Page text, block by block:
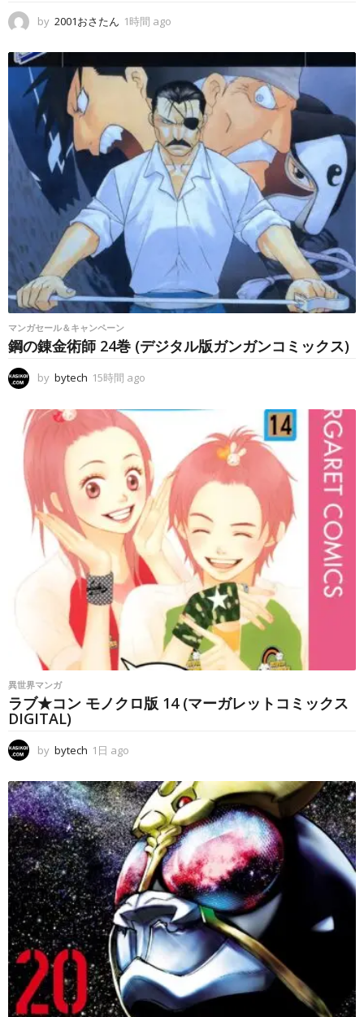
by 2001おさたん 1時間 ago
間
a
g
o
マンガセール＆キャンペーン
鋼の錬金術師 24巻 (デジタル版ガンガンコミックス)
by bytech 15時間 ago
時
a
g
o
異世界マンガ
ラブ★コン モノクロ版 14 (マーガレットコミックス
DIGITAL)
by bytech 1日 ago
a
g
o